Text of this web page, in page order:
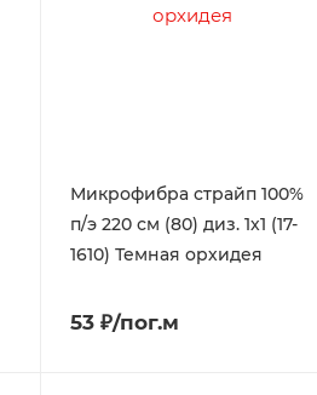
Микрофибра страйп 100%
п/э 220 см (80) диз. 1х1 (17-
1610) Темная орхидея
53 ₽/пог.м